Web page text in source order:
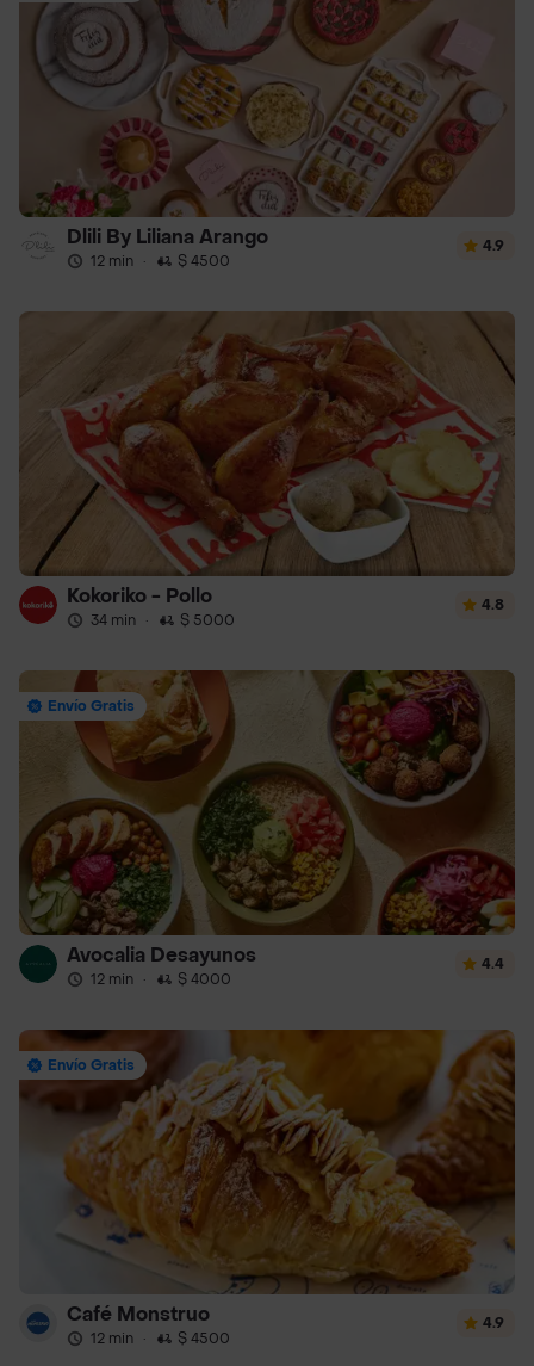
Dlili By Liliana Arango
12 min · $ 4500
4.9
Kokoriko - Pollo
34 min · $ 5000
4.8
Envío Gratis
Avocalia Desayunos
12 min · $ 4000
4.4
Envío Gratis
Café Monstruo
12 min · $ 4500
4.9